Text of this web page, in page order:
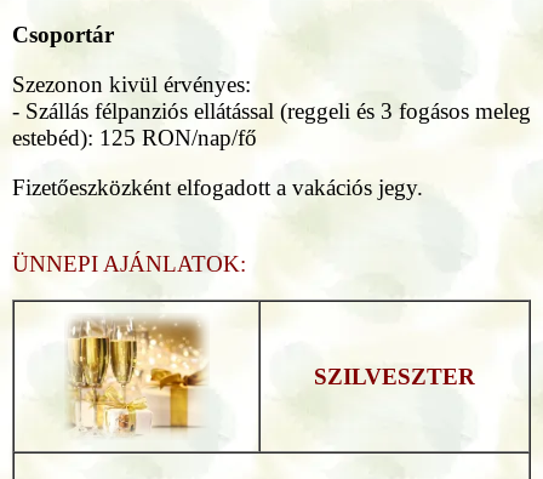
Csoportár
Szezonon kivül érvényes:
- Szállás félpanziós ellátással (reggeli és 3 fogásos meleg
estebéd): 125 RON/nap/fő
Fizetőeszközként elfogadott a vakációs jegy.
ÜNNEPI AJÁNLATOK:
SZILVESZTER